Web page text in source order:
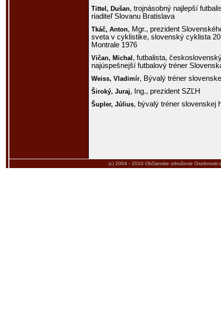
Tittel, Dušan, trojnásobný najlepší
riaditeľ Slovanu Bratislava
Tkáč, Anton, Mgr., prezident
sveta v cyklistike, slovenský cyklista
Montrale 1976
Vičan, Michal , futbalista,
najúspešnejší futbalový tréner
Weiss, Vladimír, Bývalý tréner
Široký, Juraj, Ing., prezident SZĽH
Šupler, Július, bývalý tréner slovenskej
(c) 2004 - 2010 Občianske združenie